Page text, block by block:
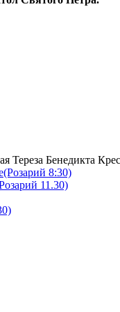
Тереза Бенедикта
8:30)
11.30)